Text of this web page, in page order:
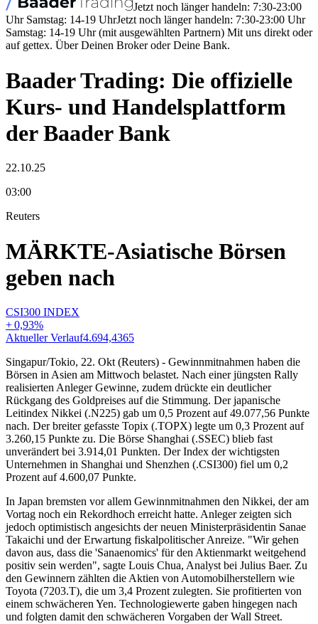
Jetzt noch länger handeln: 7:30-23:00
Uhr Samstag: 14-19 UhrJetzt noch länger handeln: 7:30-23:00 Uhr
Samstag: 14-19 Uhr (mit ausgewählten Partnern) Mit uns direkt oder
auf gettex. Über Deinen Broker oder Deine Bank.
Baader Trading: Die offizielle
Kurs- und Handelsplattform
der Baader Bank
22.10.25
03:00
Reuters
MÄRKTE-Asiatische Börsen
geben nach
CSI300 INDEX
+0,93%
Aktueller Verlauf4.694,4365
Singapur/Tokio, 22. Okt (Reuters) - Gewinnmitnahmen haben die
Börsen in Asien am Mittwoch belastet. Nach einer jüngsten Rally
realisierten Anleger Gewinne, zudem drückte ein deutlicher
Rückgang des Goldpreises auf die Stimmung. Der japanische
Leitindex Nikkei (.N225) gab um 0,5 Prozent auf 49.077,56 Punkte
nach. Der breiter gefasste Topix (.TOPX) legte um 0,3 Prozent auf
3.260,15 Punkte zu. Die Börse Shanghai (.SSEC) blieb fast
unverändert bei 3.914,01 Punkten. Der Index der wichtigsten
Unternehmen in Shanghai und Shenzhen (.CSI300) fiel um 0,2
Prozent auf 4.600,07 Punkte.
In Japan bremsten vor allem Gewinnmitnahmen den Nikkei, der am
Vortag noch ein Rekordhoch erreicht hatte. Anleger zeigten sich
jedoch optimistisch angesichts der neuen Ministerpräsidentin Sanae
Takaichi und der Erwartung fiskalpolitischer Anreize. "Wir gehen
davon aus, dass die 'Sanaenomics' für den Aktienmarkt weitgehend
positiv sein werden", sagte Louis Chua, Analyst bei Julius Baer. Zu
den Gewinnern zählten die Aktien von Automobilherstellern wie
Toyota (7203.T), die um 3,4 Prozent zulegten. Sie profitierten von
einem schwächeren Yen. Technologiewerte gaben hingegen nach
und folgten damit den schwächeren Vorgaben der Wall Street.